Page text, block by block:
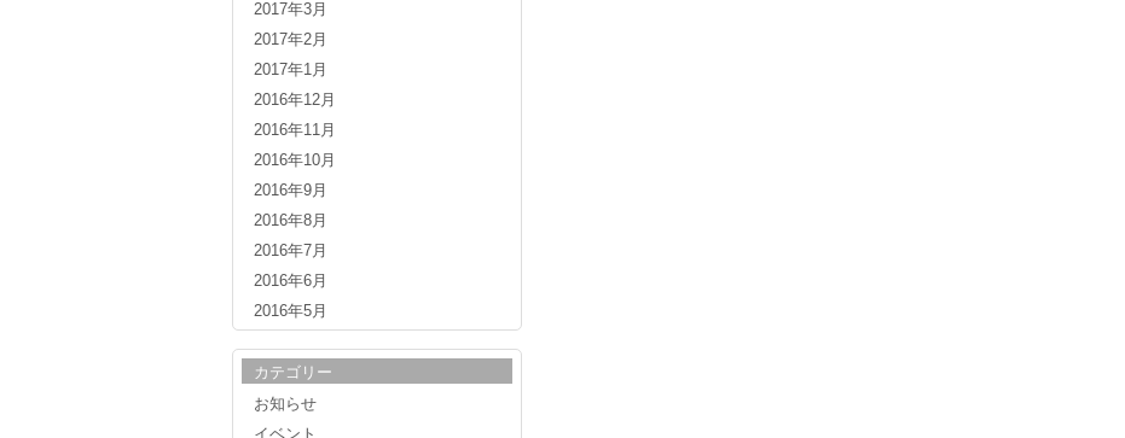
2017年3月
2017年2月
2017年1月
2016年12月
2016年11月
2016年10月
2016年9月
2016年8月
2016年7月
2016年6月
2016年5月
カテゴリー
お知らせ
イベント